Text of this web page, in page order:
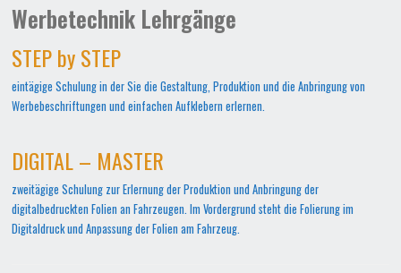
Werbetechnik Lehrgänge
STEP by STEP
eintägige Schulung in der Sie die Gestaltung, Produktion und die Anbringung von
Werbebeschriftungen und einfachen Aufklebern erlernen.
DIGITAL – MASTER
zweitägige Schulung zur Erlernung der Produktion und Anbringung der
digitalbedruckten Folien an Fahrzeugen. Im Vordergrund steht die Folierung im
Digitaldruck und Anpassung der Folien am Fahrzeug.